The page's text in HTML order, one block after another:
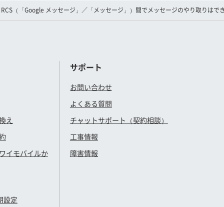
RCS（「Google メッセージ」／「メッセージ」）間でメッセージのやり取りはで
え
イモバイルか
設定
サポート
お問い合わせ
よくある質問
チャットサポート（契約相談）
工事情報
障害情報